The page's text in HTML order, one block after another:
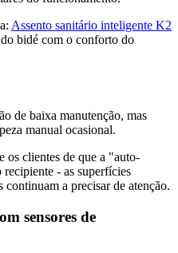
Assento sanitário inteligente K2
bidé com o conforto do
de baixa manutenção, mas
manual ocasional.
os clientes de que a "auto-
- as superfícies
continuam a precisar de atenção.
sensores de